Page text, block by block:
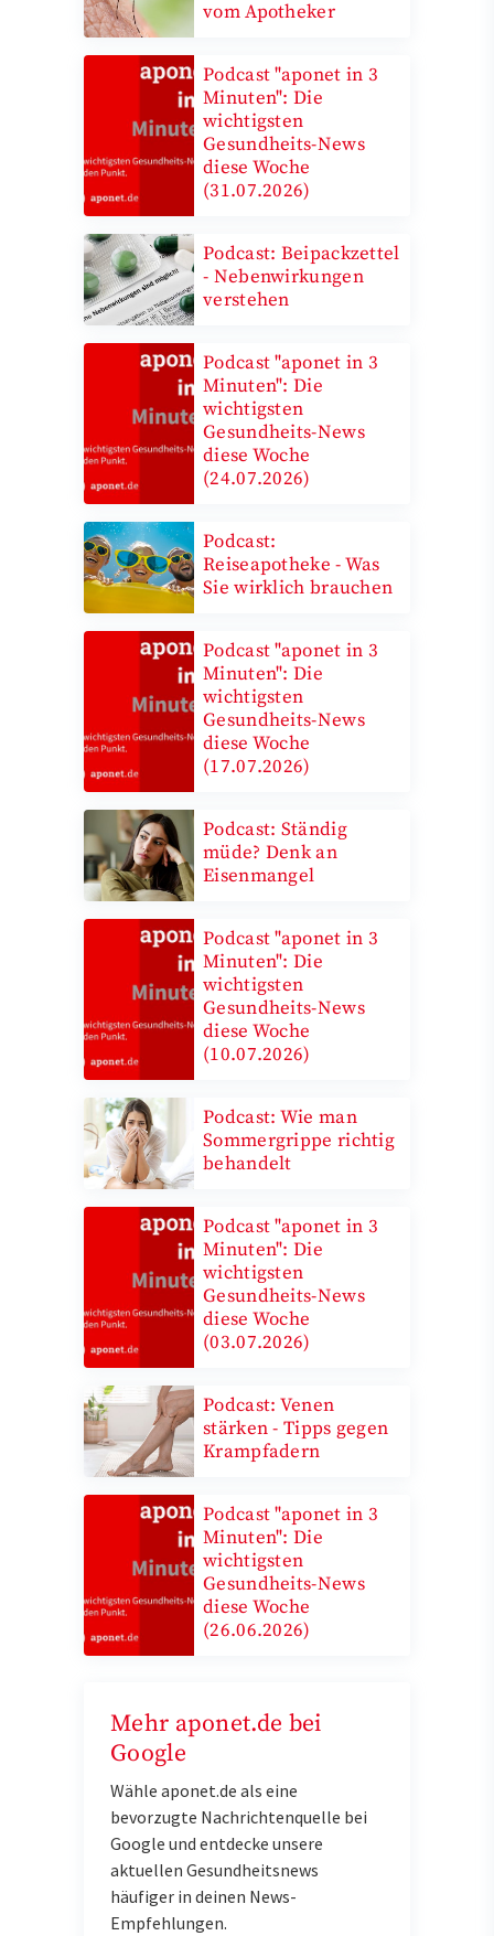
vom Apotheker
Podcast "aponet in 3
Minuten": Die
wichtigsten
Gesundheits-News
diese Woche
(31.07.2026)
Podcast: Beipackzettel
- Nebenwirkungen
verstehen
Podcast "aponet in 3
Minuten": Die
wichtigsten
Gesundheits-News
diese Woche
(24.07.2026)
Podcast:
Reiseapotheke - Was
Sie wirklich brauchen
Podcast "aponet in 3
Minuten": Die
wichtigsten
Gesundheits-News
diese Woche
(17.07.2026)
Podcast: Ständig
müde? Denk an
Eisenmangel
Podcast "aponet in 3
Minuten": Die
wichtigsten
Gesundheits-News
diese Woche
(10.07.2026)
Podcast: Wie man
Sommergrippe richtig
behandelt
Podcast "aponet in 3
Minuten": Die
wichtigsten
Gesundheits-News
diese Woche
(03.07.2026)
Podcast: Venen
stärken - Tipps gegen
Krampfadern
Podcast "aponet in 3
Minuten": Die
wichtigsten
Gesundheits-News
diese Woche
(26.06.2026)
Mehr aponet.de bei
Google
Wähle aponet.de als eine
bevorzugte Nachrichtenquelle bei
Google und entdecke unsere
aktuellen Gesundheitsnews
häufiger in deinen News-
Empfehlungen.